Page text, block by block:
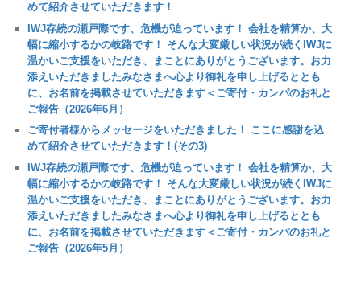
めて紹介させていただきます！
IWJ存続の瀬戸際です、危機が迫っています！ 会社を精算か、大
幅に縮小するかの岐路です！ そんな大変厳しい状況が続くIWJに
温かいご支援をいただき、まことにありがとうございます。お力
添えいただきましたみなさまへ心より御礼を申し上げるととも
に、お名前を掲載させていただきます＜ご寄付・カンパのお礼と
ご報告（2026年6月）
ご寄付者様からメッセージをいただきました！ ここに感謝を込
めて紹介させていただきます！(その3)
IWJ存続の瀬戸際です、危機が迫っています！ 会社を精算か、大
幅に縮小するかの岐路です！ そんな大変厳しい状況が続くIWJに
温かいご支援をいただき、まことにありがとうございます。お力
添えいただきましたみなさまへ心より御礼を申し上げるととも
に、お名前を掲載させていただきます＜ご寄付・カンパのお礼と
ご報告（2026年5月）